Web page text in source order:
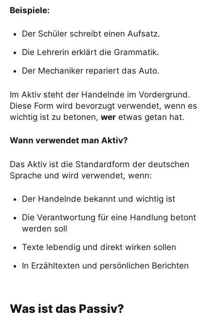
Beispiele:
Der Schüler schreibt einen Aufsatz.
Die Lehrerin erklärt die Grammatik.
Der Mechaniker repariert das Auto.
Im Aktiv steht der Handelnde im Vordergrund.
Diese Form wird bevorzugt verwendet, wenn es
wichtig ist zu betonen, wer etwas getan hat.
Wann verwendet man Aktiv?
Das Aktiv ist die Standardform der deutschen
Sprache und wird verwendet, wenn:
Der Handelnde bekannt und wichtig ist
Die Verantwortung für eine Handlung betont
werden soll
Texte lebendig und direkt wirken sollen
In Erzähltexten und persönlichen Berichten
Was ist das Passiv?